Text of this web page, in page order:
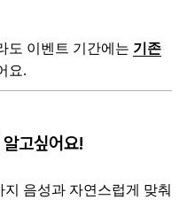
도 이벤트 기간에는 기존
요.
고싶어요!
음성과 자연스럽게 맞춰